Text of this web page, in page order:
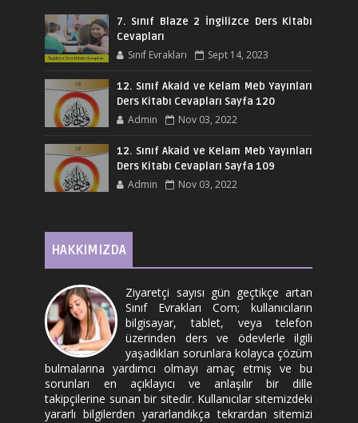
7. Sınıf Blaze 2 İngilizce Ders Kitabı
Cevapları
Sınıf Evrakları Sept 14, 2023
12. Sınıf Akaid ve Kelam Meb Yayınları
Ders Kitabı Cevapları Sayfa 120
Admin Nov 03, 2022
12. Sınıf Akaid ve Kelam Meb Yayınları
Ders Kitabı Cevapları Sayfa 109
Admin Nov 03, 2022
HAKKIMIZDA
Ziyaretçi sayısı gün geçtikçe artan
Sınıf Evrakları Com; kullanıcıların
bilgisayar, tablet, veya telefon
üzerinden ders ve ödevlerle ilgili
yaşadıkları sorunlara kolayca çözüm
bulmalarına yardımcı olmayı amaç etmiş ve bu
sorunları en açıklayıcı ve anlaşılır bir dille
takipçilerine sunan bir sitedir. Kullanıcılar sitemizdeki
yararlı bilgilerden yararlandıkça tekrardan sitemizi